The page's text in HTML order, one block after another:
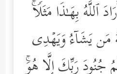
ٱللَّهُ بِهَـٰذَا مَثَلࣰاۚ
یَشَاۤءُ وَیَهۡدِی
جُنُودَ رَبِّكَ إِلَّا هُوَۚ